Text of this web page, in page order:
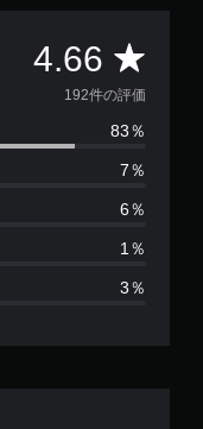
4.66 評
価
数
は
9
192件の評価
83％
7％
6％
1％
3％